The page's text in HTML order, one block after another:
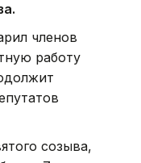
членов
работу
созыва,